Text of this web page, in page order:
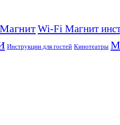
Wi-Fi Магнит
Инструкции для гостей Кинотеатры